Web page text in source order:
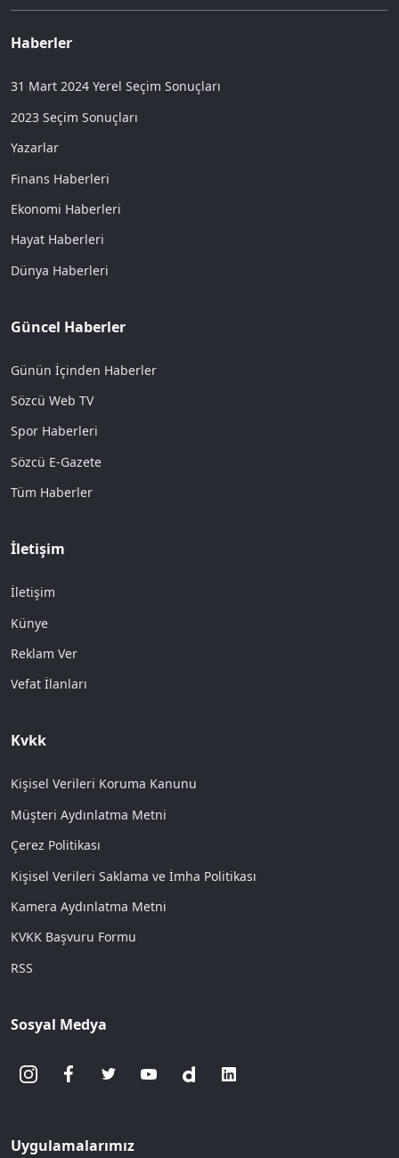
Haberler
31 Mart 2024 Yerel Seçim Sonuçları
2023 Seçim Sonuçları
Yazarlar
Finans Haberleri
Ekonomi Haberleri
Hayat Haberleri
Dünya Haberleri
Güncel Haberler
Günün İçinden Haberler
Sözcü Web TV
Spor Haberleri
Sözcü E-Gazete
Tüm Haberler
İletişim
İletişim
Künye
Reklam Ver
Vefat İlanları
Kvkk
Kişisel Verileri Koruma Kanunu
Müşteri Aydınlatma Metni
Çerez Politikası
Kişisel Verileri Saklama ve İmha Politikası
Kamera Aydınlatma Metni
KVKK Başvuru Formu
RSS
Sosyal Medya
Uygulamalarımız